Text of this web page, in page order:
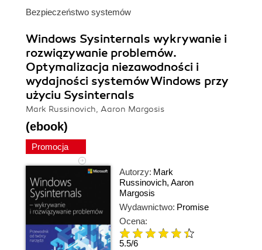
Bezpieczeństwo systemów
Windows Sysinternals wykrywanie i
rozwiązywanie problemów.
Optymalizacja niezawodności i
wydajności systemów Windows przy
użyciu Sysinternals
Mark Russinovich, Aaron Margosis
(ebook)
Promocja
Autorzy: Mark
Russinovich, Aaron
Margosis
Wydawnictwo: Promise
Ocena:
5.5/6